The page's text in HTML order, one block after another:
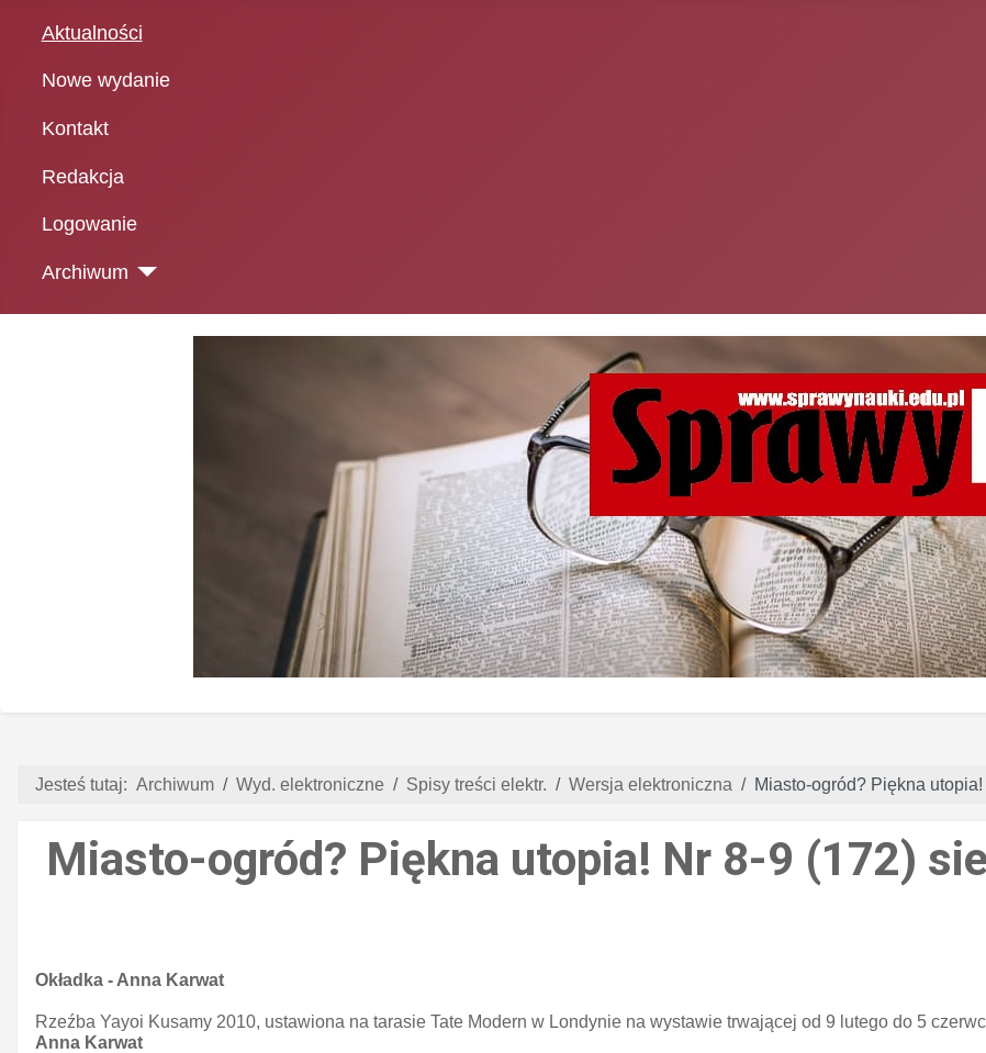
Aktualności
Nowe wydanie
Kontakt
Redakcja
Logowanie
Archiwum
Jesteś tutaj: Archiwum Wyd. elektroniczne Spisy treści elektr. Wersja elektroniczna Miasto-ogród? Piękna
Miasto-ogród? Piękna utopia! Nr 8-9 (172)
Okładka - Anna Karwat
Rzeźba Yayoi Kusamy 2010, ustawiona na tarasie Tate Modern w Londynie na wystawie trwającej od 9 lutego do 5
Anna Karwat